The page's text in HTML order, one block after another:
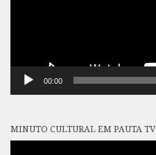
00:00
MINUTO CULTURAL EM PAUTA TV